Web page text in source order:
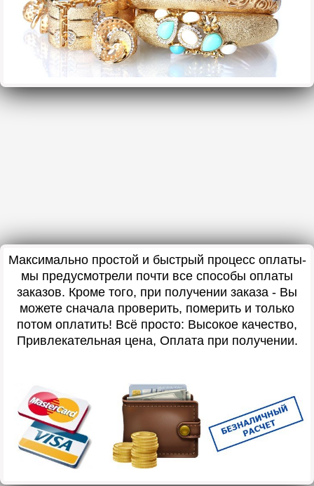
Максимально простой и быстрый процесс оплаты-
мы предусмотрели почти все способы оплаты
заказов. Кроме того, при получении заказа - Вы
можете сначала проверить, померить и только
потом оплатить! Всё просто: Высокое качество,
Привлекательная цена, Оплата при получении.